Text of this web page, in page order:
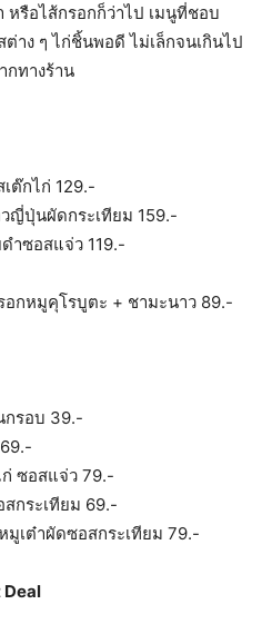
รือไส้กรอกก็ว่าไป เมนูที่ชอบ
าง ๆ ไก่ชิ้นพอดี ไม่เล็กจนเกินไป
กทางร้าน
ต๊กไก่ 129.-
ญี่ปุ่นผัดกระเทียม 159.-
ำซอสแจ่ว 119.-
กหมูคุโรบูตะ + ชามะนาว 89.-
กรอบ 39.-
ซอสแจ่ว 79.-
กระเทียม 69.-
เต๋าผัดซอสกระเทียม 79.-
Deal